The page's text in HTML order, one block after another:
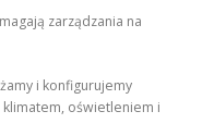
zarządzania na
i konfigurujemy
oświetleniem i